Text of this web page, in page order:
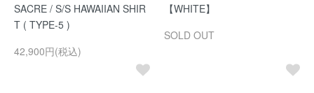
SACRE / S/S HAWAIIAN SHIR
T ( TYPE-5 )
42,900円(税込)
【WHITE】
SOLD OUT